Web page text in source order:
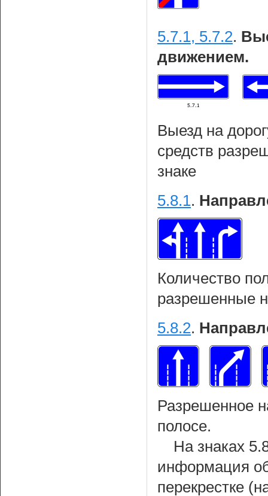
5.7.1, 5.7.2.
движением.
Выезд на
средств
знаке
5.8.1.
Количество
разрешенные
5.8.2.
Разрешенное
полосе.
На знаках
информация
перекрестке